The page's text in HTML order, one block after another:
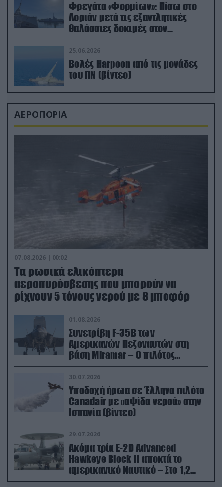
Φρεγάτα «Φορμίων»: Πίσω στο
Λοριάν μετά τις εξαντλητικές
θαλάσσιες δοκιμές στον
απαιτητικό Βισκαϊκό
25.06.2026
Βολές Harpoon από τις μονάδες
του ΠΝ (βίντεο)
ΑΕΡΟΠΟΡΙΑ
07.08.2026 | 00:02
Τα ρωσικά ελικόπτερα
αεροπυρόσβεσης που μπορούν να
ρίχνουν 5 τόνους νερού με 8 μποφόρ
01.08.2026
Συνετρίβη F-35B των
Αμερικανών Πεζοναυτών στη
βάση Miramar – Ο πιλότος
εκτινάχθηκε εγκαίρως
30.07.2026
Υποδοχή ήρωα σε Έλληνα πιλότο
Canadair με «αψίδα νερού» στην
Ισπανία (βίντεο)
29.07.2026
Ακόμα τρία E-2D Advanced
Hawkeye Block II αποκτά το
αμερικανικό Ναυτικό – Στο 1,2
δισ.δολάρια το κόστος